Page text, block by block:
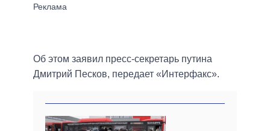
Об этом заявил пресс-секретарь путина
Дмитрий Песков, передает «Интерфакс».